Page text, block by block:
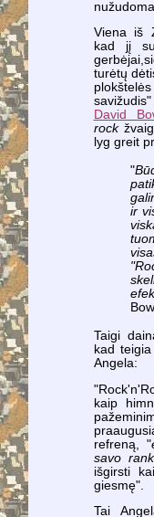
Viena iš
kad jį
turėtų
David
rock
lyg greit
"
ir
Taigi
kad
Angela:
kaip
refreną, "
savo
išgirsti
giesmę".
Tai